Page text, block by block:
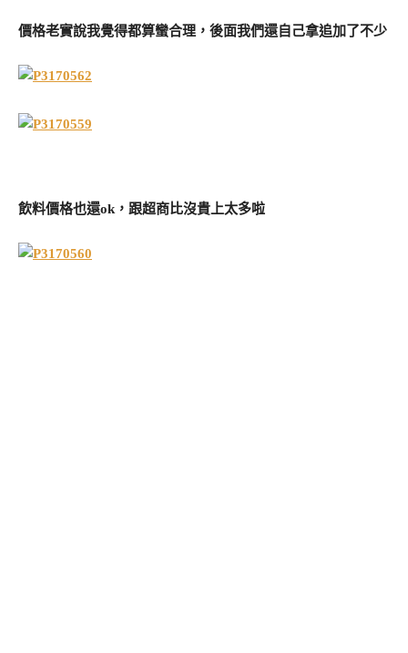
價格老實說我覺得都算蠻合理，後面我們還自己拿追加了不少
飲料價格也還ok，跟超商比沒貴上太多啦